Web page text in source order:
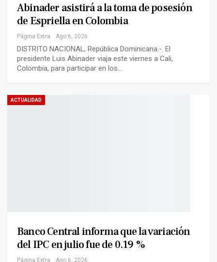
Abinader asistirá a la toma de posesión
de Espriella en Colombia
Página Extra Ago 6, 2026
DISTRITO NACIONAL, República Dominicana.-. El
presidente Luis Abinader viaja este viernes a Cali,
Colombia, para participar en los…
ACTUALIDAD
Banco Central informa que la variación
del IPC en julio fue de 0.19 %
Página Extra Ago 6, 2026